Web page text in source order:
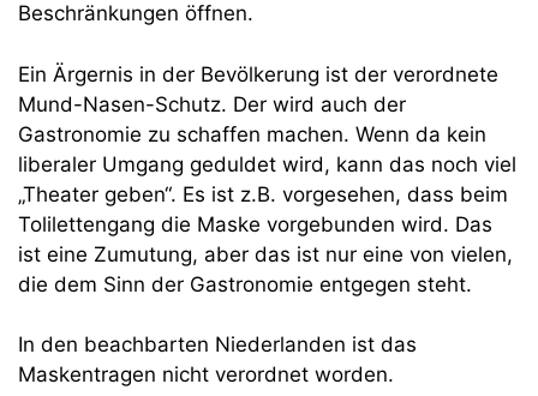
Beschränkungen öffnen.
Ein Ärgernis in der Bevölkerung ist der verordnete
Mund-Nasen-Schutz. Der wird auch der
Gastronomie zu schaffen machen. Wenn da kein
liberaler Umgang geduldet wird, kann das noch viel
„Theater geben“. Es ist z.B. vorgesehen, dass beim
Tolilettengang die Maske vorgebunden wird. Das
ist eine Zumutung, aber das ist nur eine von vielen,
die dem Sinn der Gastronomie entgegen steht.
In den beachbarten Niederlanden ist das
Maskentragen nicht verordnet worden.